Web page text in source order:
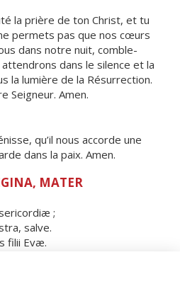
la prière de ton Christ, et tu
permets pas que nos cœurs
dans notre nuit, comble-
dans le silence et la
la lumière de la Résurrection.
Seigneur. Amen.
qu’il nous accorde une
dans la paix. Amen.
MATER
;
salve.
filii Evæ.